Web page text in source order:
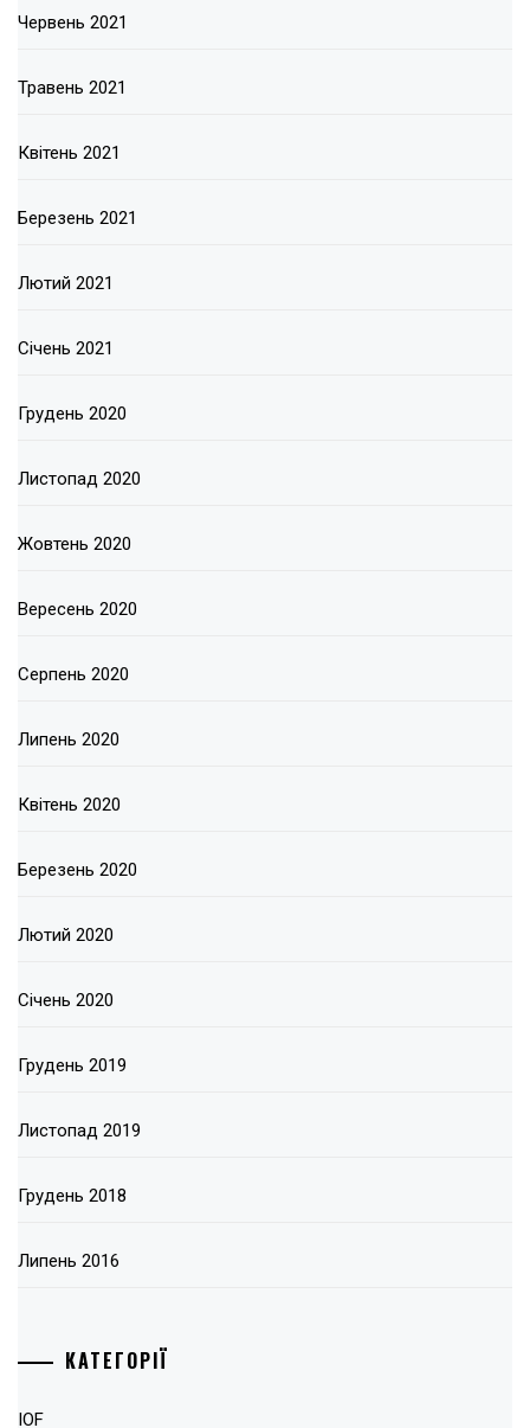
Червень 2021
Травень 2021
Квітень 2021
Березень 2021
Лютий 2021
Січень 2021
Грудень 2020
Листопад 2020
Жовтень 2020
Вересень 2020
Серпень 2020
Липень 2020
Квітень 2020
Березень 2020
Лютий 2020
Січень 2020
Грудень 2019
Листопад 2019
Грудень 2018
Липень 2016
КАТЕГОРІЇ
IOF